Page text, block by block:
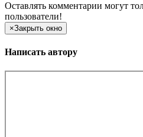
Оставлять комментарии могут
пользователи!
×Закрыть окно
Написать автору